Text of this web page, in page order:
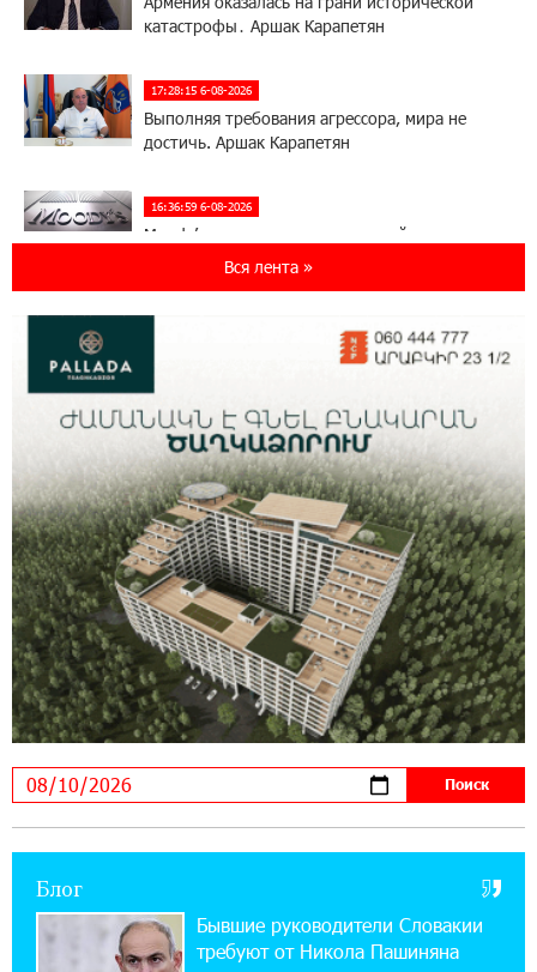
катастрофы․ Аршак Карапетян
17:28:15 6-08-2026
Выполняя требования агрессора, мира не
достичь. Аршак Карапетян
16:36:59 6-08-2026
Moody’s изменило прогноз по рейтингам
IDBank на позитивный
IDBank представляет новую карту Mastercard
специальной акцией
14:56:06 5-08-2026
Ucom и FPWC обеспечат круглосуточный
мониторинг дикой природы в Гнишике с
помощью солнечной энергии
14:56:01 5-08-2026
Ucom и FPWC обеспечат круглосуточный
мониторинг дикой природы в Гнишике с
помощью солнечной энергии
22:41:05 3-08-2026
Idram и IDBank - рядом со стартапами на
В мобильном приложении Юнибанка теперь
можно зарегистрироваться также с помощью
imID
Вся лента »
Блог
Бывшие руководители Словакии
требуют от Никола Пашиняна